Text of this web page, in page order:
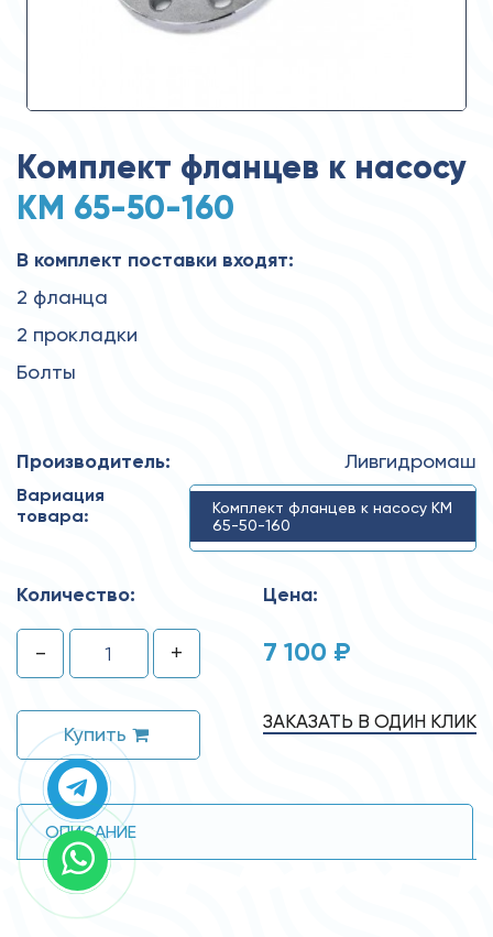
Комплект фланцев к насосу
КМ 65-50-160
В комплект поставки входят:
2 фланца
2 прокладки
Болты
Производитель: Ливгидромаш
Вариация
товара:
Комплект фланцев к насосу КМ
65-50-160
Количество:
- +
Купить
Цена:
7 100 ₽
ЗАКАЗАТЬ В ОДИН КЛИК
ОПИСАНИЕ